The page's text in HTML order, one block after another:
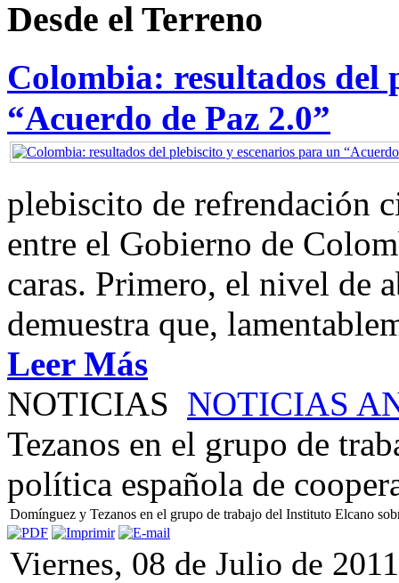
Desde el Terreno
Colombia: resultados del
“Acuerdo de Paz 2.0”
plebiscito de refrendación
entre el Gobierno de
caras. Primero, el nivel de
demuestra que,
Leer Más
NOTICIAS NOTICIAS
Tezanos en el grupo de
política española de
Domínguez y Tezanos en el grupo de trabajo del Instituto Elcano
Viernes, 08 de Julio de 2011